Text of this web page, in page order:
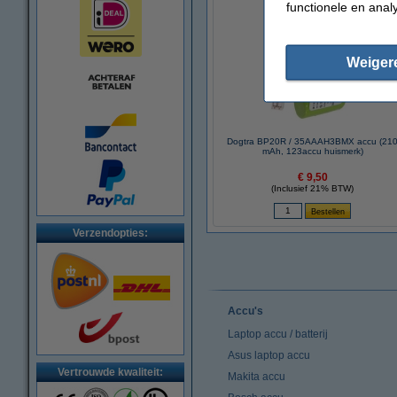
Verzendopties:
Vertrouwde kwaliteit:
Dogtra BP20R / 35AAAH3BMX accu (210
mAh, 123accu huismerk)
€ 9,50
(Inclusief 21% BTW)
Accu's
Laptop accu / batterij
Asus laptop accu
Makita accu
functionele en